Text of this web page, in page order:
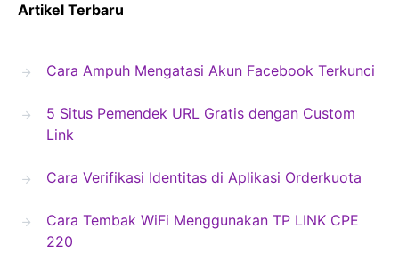
Artikel Terbaru
Cara Ampuh Mengatasi Akun Facebook Terkunci
5 Situs Pemendek URL Gratis dengan Custom
Link
Cara Verifikasi Identitas di Aplikasi Orderkuota
Cara Tembak WiFi Menggunakan TP LINK CPE
220